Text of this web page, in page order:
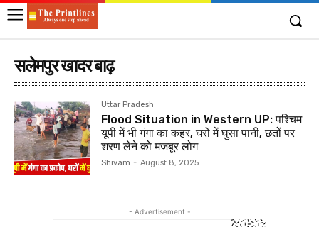
सलेमपुर खादर बाढ़
Uttar Pradesh
Flood Situation in Western UP: पश्चिम
यूपी में भी गंगा का कहर, घरों में घुसा पानी, छतों पर
शरण लेने को मजबूर लोग
Shivam - August 8, 2025
- Advertisement -